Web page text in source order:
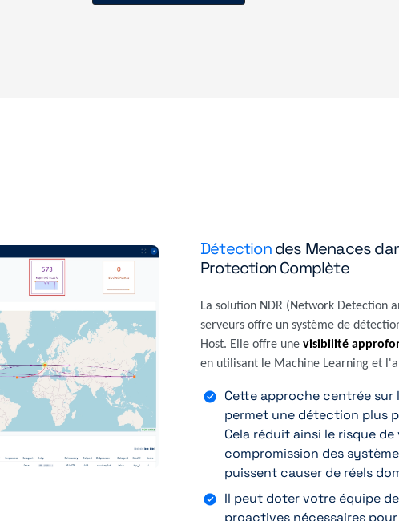
Détectiondes Menaces
Protection Complète
La solution NDR (Network Detection
serveurs offre un système de
Host. Elle offre une visibilité
en utilisant le Machine Learning et
Cette approche centrée
permet une détection plus
Cela réduit ainsi le risque
compromission des
puissent causer de réels
Il peut doter votre équipe
proactives nécessaires